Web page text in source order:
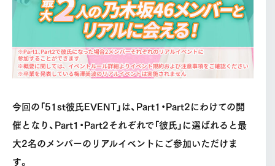
今回の「51st彼氏EVENT」は、Part1・Part2にわけての開
催となり、Part1・Part2それぞれで「彼氏」に選ばれると最
大2名のメンバーのリアルイベントにご参加いただけま
す。